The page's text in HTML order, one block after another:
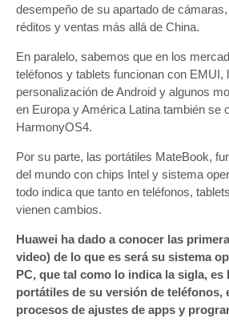
desempeño de su apartado de
réditos y ventas más allá de China.
En paralelo, sabemos que en los
teléfonos y tablets funcionan con EMUI,
personalización de Android y algunos
en Europa y América Latina también se
HarmonyOS4.
Por su parte, las portátiles MateBook,
del mundo con chips Intel y sistema
todo indica que tanto en teléfonos,
vienen cambios.
Huawei ha dado a conocer las
video) de lo que es será su sistema
PC, que tal como lo indica la sigla, es
portátiles de su versión de teléfonos,
procesos de ajustes de apps y